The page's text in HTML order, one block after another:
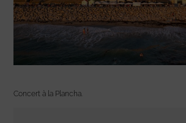
Concert à la Plancha.